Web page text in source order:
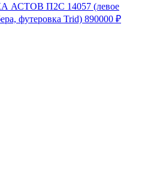
П2С 14057 (левое
футеровка Trid) 890000 ₽